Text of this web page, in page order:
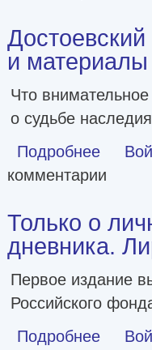
и
Что
о судьбе
Подробнее о
комментарии
Только о
дневника.
Первое издание
Российского
Подробнее о Только